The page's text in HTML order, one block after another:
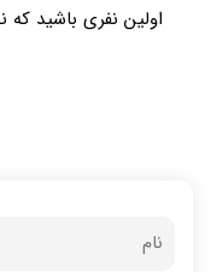
اولین نفری باشید